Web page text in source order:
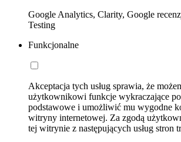
Google Analytics, Clarity, Google
Testing
Funkcjonalne
Akceptacja tych usług sprawia, że
użytkownikowi funkcje wykraczające
podstawowe i umożliwić mu wygodne
witryny internetowej. Za zgodą
tej witrynie z następujących usług stron